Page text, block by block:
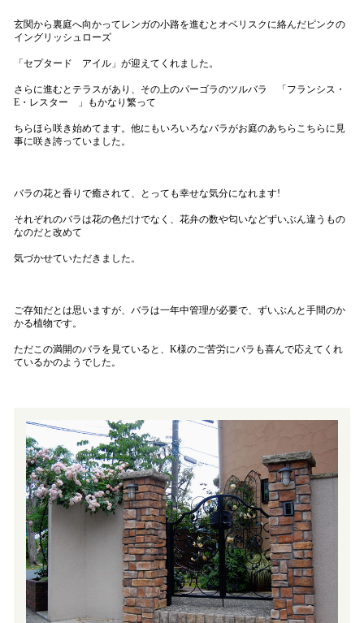
玄関から裏庭へ向かってレンガの小路を進むとオベリスクに絡んだピンクの
イングリッシュローズ
「セプタード アイル」が迎えてくれました。
さらに進むとテラスがあり、その上のパーゴラのツルバラ 「フランシス・
E・レスター 」もかなり繁って
ちらほら咲き始めてます。他にもいろいろなバラがお庭のあちらこちらに見
事に咲き誇っていました。
バラの花と香りで癒されて、とっても幸せな気分になれます!
それぞれのバラは花の色だけでなく、花弁の数や匂いなどずいぶん違うもの
なのだと改めて
気づかせていただきました。
ご存知だとは思いますが、バラは一年中管理が必要で、ずいぶんと手間のか
かる植物です。
ただこの満開のバラを見ていると、K様のご苦労にバラも喜んで応えてくれ
ているかのようでした。